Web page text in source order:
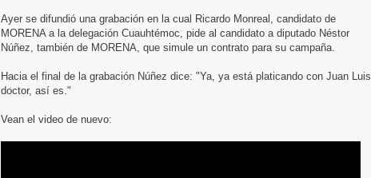
Ayer se difundió una grabación en la cual Ricardo Monreal, candidato de
MORENA a la delegación Cuauhtémoc, pide al candidato a diputado Néstor
Núñez, también de MORENA, que simule un contrato para su campaña.
Hacia el final de la grabación Núñez dice: "Ya, ya está platicando con Juan Luis,
doctor, así es."
Vean el video de nuevo: